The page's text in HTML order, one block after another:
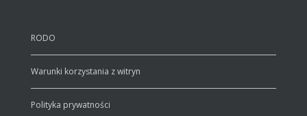
RODO
Warunki korzystania z witryn
Polityka prywatności